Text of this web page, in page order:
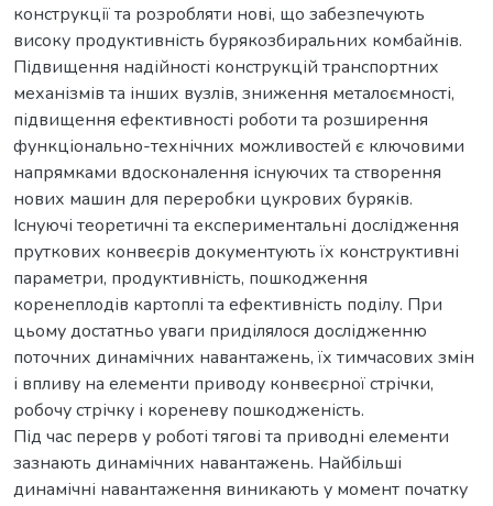
конструкції та розробляти нові, що забезпечують
високу продуктивність бурякозбиральних комбайнів.
Підвищення надійності конструкцій транспортних
механізмів та інших вузлів, зниження металоємності,
підвищення ефективності роботи та розширення
функціонально-технічних можливостей є ключовими
напрямками вдосконалення існуючих та створення
нових машин для переробки цукрових буряків.
Існуючі теоретичні та експериментальні дослідження
пруткових конвеєрів документують їх конструктивні
параметри, продуктивність, пошкодження
коренеплодів картоплі та ефективність поділу. При
цьому достатньо уваги приділялося дослідженню
поточних динамічних навантажень, їх тимчасових змін
і впливу на елементи приводу конвеєрної стрічки,
робочу стрічку і кореневу пошкодженість.
Під час перерв у роботі тягові та приводні елементи
зазнають динамічних навантажень. Найбільші
динамічні навантаження виникають у момент початку